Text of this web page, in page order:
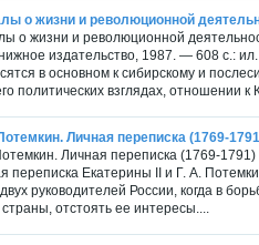
о жизни и революционной
о жизни и революционной
издательство, 1987. — 608 с.:
в основном к сибирскому и
политических взглядах, отношении к
Личная переписка (1769-
Личная переписка (1769-
переписка Екатерины II и Г. А.
руководителей России, когда в
отстоять ее интересы....